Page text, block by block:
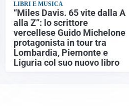
LIBRI E MUSICA
“Miles Davis. 65 vite dalla A
alla Z”: lo scrittore
vercellese Guido Michelone
protagonista in tour tra
Lombardia, Piemonte e
Liguria col suo nuovo libro